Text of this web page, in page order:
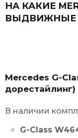
НА КАКИЕ
ВЫДВИЖНЫЕ
Mercedes G-
дорестайлинг)
В наличии
G-Class